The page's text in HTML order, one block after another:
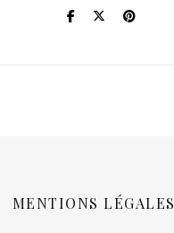
MENTIONS LÉGALES